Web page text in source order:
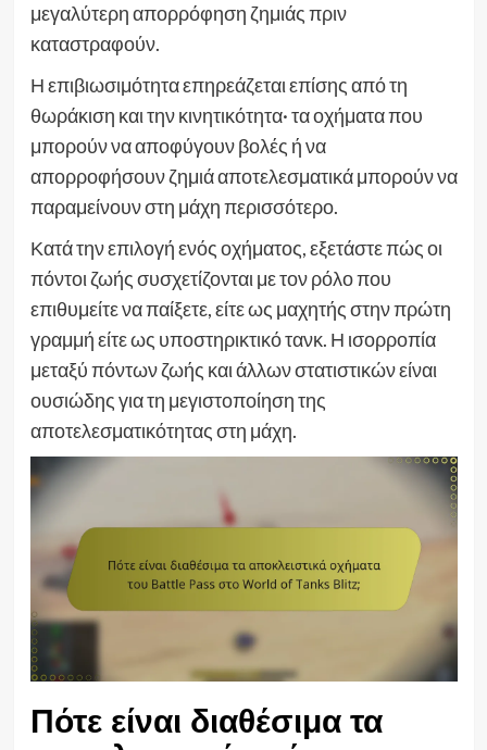
μεγαλύτερη απορρόφηση ζημιάς πριν
καταστραφούν.
Η επιβιωσιμότητα επηρεάζεται επίσης από τη
θωράκιση και την κινητικότητα· τα οχήματα που
μπορούν να αποφύγουν βολές ή να
απορροφήσουν ζημιά αποτελεσματικά μπορούν να
παραμείνουν στη μάχη περισσότερο.
Κατά την επιλογή ενός οχήματος, εξετάστε πώς οι
πόντοι ζωής συσχετίζονται με τον ρόλο που
επιθυμείτε να παίξετε, είτε ως μαχητής στην πρώτη
γραμμή είτε ως υποστηρικτικό τανκ. Η ισορροπία
μεταξύ πόντων ζωής και άλλων στατιστικών είναι
ουσιώδης για τη μεγιστοποίηση της
αποτελεσματικότητας στη μάχη.
Πότε είναι διαθέσιμα τα